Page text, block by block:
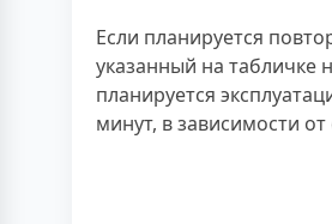
Если планируется
указанный на
планируется
минут, в зависимости